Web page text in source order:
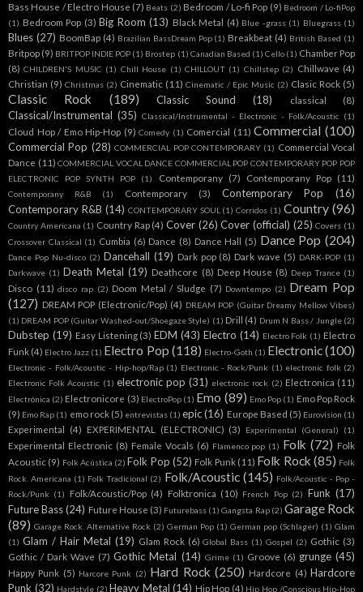
Bass House / Electro House (7) Beats (2) Bedroom / Lo-fi Pop (9) Bedroom / Lo-fiPop
(1) Bedroom Pop (3) Big Room (13) Black Metal (4) Blue -grass (1) Bluegrass (1)
Blues (27) BoomBap (4) Brazilian BassDream Pop (1) Breakbeat (4) British Based (1)
Britpop (9) BRITPOP INDIE POP (1) Brostep (1) Canadian Based (1) Cello (1) Chamber Pop
(8) CHILDREN'S MUSIC (1) Chill House (1) CHILLOUT (1) Chillstep (2) Chillwave (4)
Christian (9) Christmas (2) Cinematic (11) Cinematic / Epic Music (2) Clasic Rock (5)
Classic Rock (189) Classic Sound (18) classical (8)
Classical/Instrumental (35) Classical/Instrumental - Electronic - Folk/Acoustic (1)
Cloud Hop / Emo Hip-Hop (9) Comedy (1) Comercial (11) Commercial (100)
Commercial Pop (28) COMMERCIAL POP CONTEMPORARY (1) Commercial Vocal
Dance (11) COMMERCIAL VOCAL DANCE COMMERCIAL POP CONTEMPORARY POP POP
ELECTRONIC POP SYNTH POP
(1) Contemporany (7) Contemporany Pop (11)
Contemporany R&B (1) Contemporary (3) Contemporary Pop
(16)
Contemporary R&B (14) CONTEMPORARY SOUL (1) Corridos (1) Country (96)
Country Americana (1) Country Rap (4) Cover (26) Cover (official) (25) Covers (1)
Crossover Classical (1) Cumbia (6) Dance (8) Dance Hall (5) Dance Pop (204)
Dance Pop Nu-disco (2) Dancehall (19) Dark pop (8) Dark wave (5) DARK-POP (1)
Darkwave (1) Death Metal (19) Deathcore (8) Deep House (8) Deep Trance (1)
Disco (11) disco rap (2) Doom Metal / Sludge (7) Downtempo (2) Dream Pop
(127) DREAM POP (Electronic/Pop) (4) DREAM POP (Guitar Dreamy Mellow Vibes)
(1) DREAM POP (Guitar Washed-out/Shoegaze Style) (1) Drill (4) Drum N Bass / Jungle (2)
Dubstep (19) Easy Listening (3) EDM (43) Electro (14) Electro Folk (1) Electro
Funk (4) Electro Jazz (1) Electro Pop (118) Electro-Goth (1) Electronic(100)
Electronic - Folk/Acoustic - Hip-hop/Rap (1) Electronic - Rock/Punk (1) electronic folk (2)
Electronic Folk Acoustic (1) electronic pop (31) electronic rock (2) Electronica (11)
Electrónica (2) Electronicore (3) ElectroPop (1) Emo (89) Emo Pop (1) Emo Pop Rock
(9) Emo Rap (1) emo rock (5) entrevistas (1) epic (16) Europe Based (5) Eurovision (1)
Experimental (4) EXPERIMENTAL (ELECTRONIC) (3) Experimental (General) (1)
Experimental Electronic (8) Female Vocals (6) Flamenco pop (1) Folk (72) Folk
Acoustic (9) Folk Acústica (2) Folk Pop (52) Folk Punk (11) Folk Rock (85) Folk
Rock. Americana (1) Folk Tradicional (2) Folk/Acoustic (145) Folk/Acoustic - Pop -
Rock/Punk (1) Folk/Acoustic/Pop (4) Folktronica (10) French Pop (2) Funk (17)
Future Bass (24) Future House (3) Futurebass (1) Gangsta Rap (2) Garage Rock
(89) Garage Rock. Alternative Rock (2) German Pop (1) German pop (Schlager) (1) Glam
(1) Glam / Hair Metal (19) Glam Rock (6) Global Bass (1) Gospel (2) Gothic (3)
Gothic / Dark Wave (7) Gothic Metal (14) Grime (1) Groove (6) grunge (45)
Happy Punk (5) Harcore Punk (2) Hard Rock (250) Hardcore (4) Hardcore
Punk (32) Hardstyle (2) Heavy Metal (14) Hip Hop (4) Hip Hop /Conscious Hip-Hop